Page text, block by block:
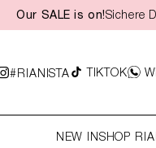
springen
Our SALE is on!Sichere
#RIANISTA TIKTOK
NEW INSHOP